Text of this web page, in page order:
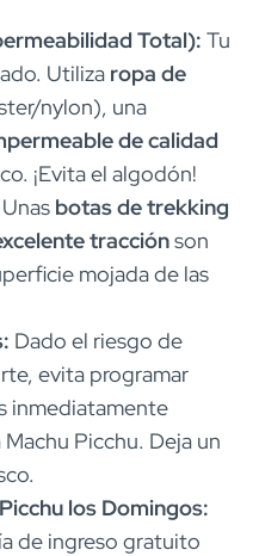
Total): Tu
Utiliza ropa de
nylon), una
de calidad
¡Evita el algodón!
Unas botas de trekking
tracciónson
mojada de las
Dado el riesgo de
evita programar
inmediatamente
Picchu. Deja un
los Domingos:
de ingreso gratuito